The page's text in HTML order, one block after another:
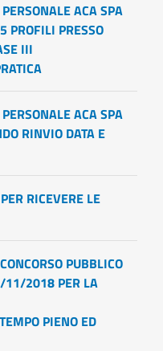
ACA SPA
PROFILI PRESSO
III
ACA SPA
RINVIO DATA E
RICEVERE LE
PUBBLICO
11/2018 PER LA
PIENO ED